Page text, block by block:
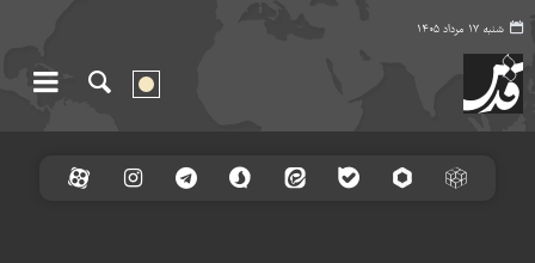
شنبه ۱۷ مرداد ۱۴۰۵